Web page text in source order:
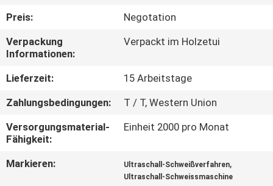
KONTAKTIEREN
SIE
UNS
RECHTSSACHEN
ANGEBOT
Preis:
Negotation
Verpackung
Informationen:
Verpackt im Holzetui
Lieferzeit:
15 Arbeitstage
Zahlungsbedingungen:
T / T, Western Union
Versorgungsmaterial-
Fähigkeit:
Einheit 2000 pro Monat
Markieren: Ultraschall-Schweißverfahren,
Ultraschall-Schweissmaschine